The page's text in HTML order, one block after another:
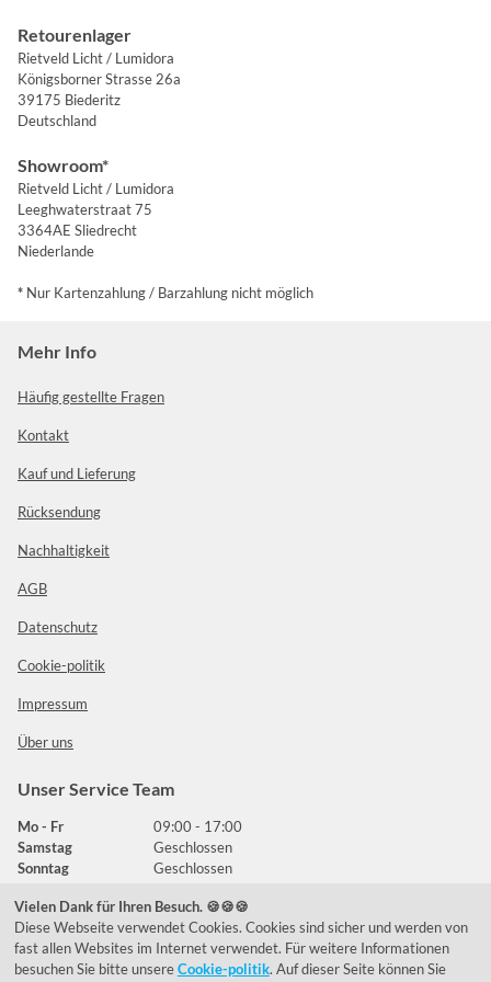
Retourenlager
Rietveld Licht / Lumidora
Königsborner Strasse 26a
39175 Biederitz
Deutschland
Showroom*
Rietveld Licht / Lumidora
Leeghwaterstraat 75
3364AE Sliedrecht
Niederlande
* Nur Kartenzahlung / Barzahlung nicht möglich
Mehr Info
Häufig gestellte Fragen
Kontakt
Kauf und Lieferung
Rücksendung
Nachhaltigkeit
AGB
Datenschutz
Cookie-politik
Impressum
Über uns
Unser Service Team
Mo - Fr
09:00 - 17:00
Samstag
Geschlossen
Sonntag
Geschlossen
Häufig gestellte Fragen
Vielen Dank für Ihren Besuch. 🍪🍪🍪
Diese Webseite verwendet Cookies. Cookies sind sicher und werden von
fast allen Websites im Internet verwendet. Für weitere Informationen
besuchen Sie bitte unsereCookie-politik. Auf dieser Seite können Sie